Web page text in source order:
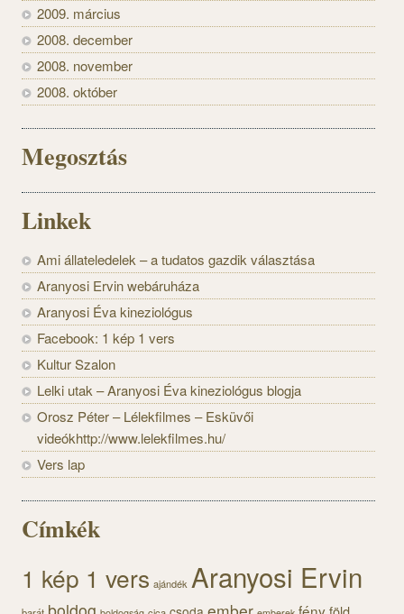
2009. március
2008. december
2008. november
2008. október
Megosztás
Linkek
Ami állateledelek – a tudatos gazdik választása
Aranyosi Ervin webáruháza
Aranyosi Éva kineziológus
Facebook: 1 kép 1 vers
Kultur Szalon
Lelki utak – Aranyosi Éva kineziológus blogja
Orosz Péter – Lélekfilmes – Esküvői
videókhttp://www.lelekfilmes.hu/
Vers lap
Címkék
1 kép 1 vers ajándék Aranyosi Ervin